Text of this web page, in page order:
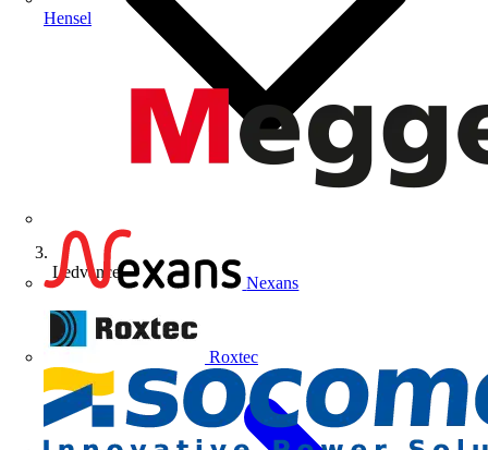
Hensel
Nexans
Roxtec
Ledvance